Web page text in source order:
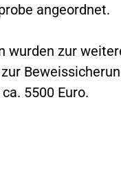
angeordnet.
wurden zur
5500 Euro.